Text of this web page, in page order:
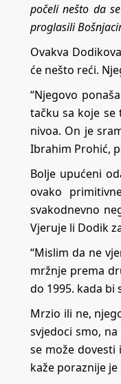
počeli nešto da
proglasili
Ovakva
će nešto reći.
“Njegovo
tačku sa koje
nivoa. On je
Ibrahim Prohić,
Bolje upućeni
ovako
svakodnevno
Vjeruje li Dodik
“Mislim da ne
mržnje prema
do 1995. kada bi
Mrzio ili ne,
svjedoci smo,
se može
kaže poraznije